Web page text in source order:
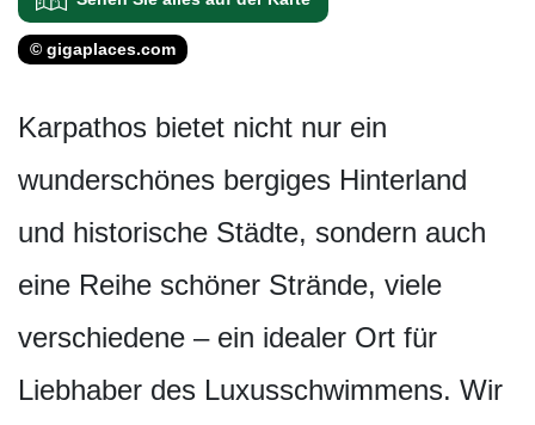
© gigaplaces.com
Karpathos bietet nicht nur ein
wunderschönes bergiges Hinterland
und historische Städte, sondern auch
eine Reihe schöner Strände, viele
verschiedene – ein idealer Ort für
Liebhaber des Luxusschwimmens. Wir